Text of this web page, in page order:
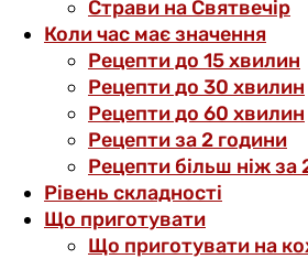
Страви на Святвечір
Коли час має значення
Рецепти до 15 хвилин
Рецепти до 30 хвилин
Рецепти до 60 хвилин
Рецепти за 2 години
Рецепти більш ніж за
Рівень складності
Що приготувати
Що приготувати на